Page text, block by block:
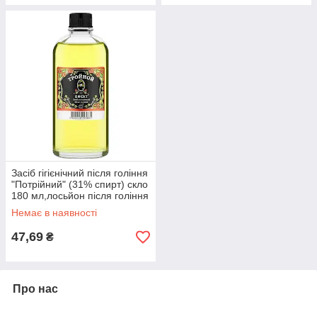
Засіб гігієнічний після гоління
"Потрійний" (31% спирт) скло
180 мл,лосьйон після гоління
Немає в наявності
47,69 ₴
Про нас